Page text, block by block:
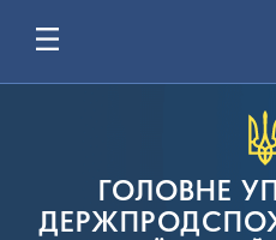
ГОЛОВНЕ